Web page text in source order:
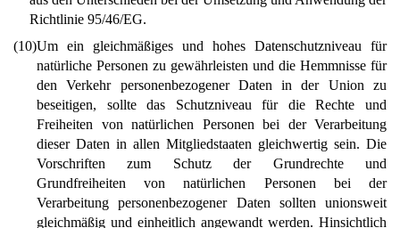
Richtlinie 95/46/EG.
(10)Um ein gleichmäßiges und hohes Datenschutzniveau für
natürliche Personen zu gewährleisten und die Hemmnisse für
den Verkehr personenbezogener Daten in der Union zu
beseitigen, sollte das Schutzniveau für die Rechte und
Freiheiten von natürlichen Personen bei der Verarbeitung
dieser Daten in allen Mitgliedstaaten gleichwertig sein. Die
Vorschriften zum Schutz der Grundrechte und
Grundfreiheiten von natürlichen Personen bei der
Verarbeitung personenbezogener Daten sollten unionsweit
gleichmäßig und einheitlich angewandt werden. Hinsichtlich